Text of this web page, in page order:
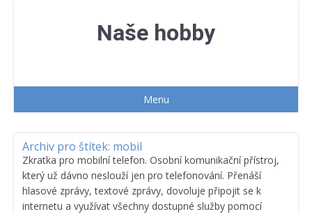
Naše hobby
Menu
Archiv pro štítek: mobil
Zkratka pro mobilní telefon. Osobní komunikační přístroj,
který už dávno neslouží jen pro telefonování. Přenáší
hlasové zprávy, textové zprávy, dovoluje připojit se k
internetu a využívat všechny dostupné služby pomocí